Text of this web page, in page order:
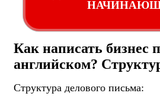
Как написать бизнес
английском?
Структура делового письма: